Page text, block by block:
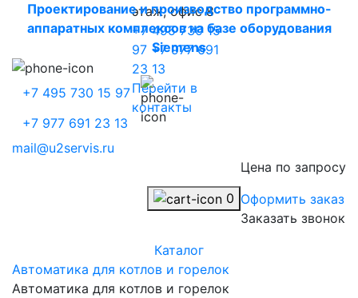
этаж, офис 8
+7 495 730 15
97 +7 977 691
23 13
Перейти в
контакты
Проектирование и производство программно-
аппаратных комплексов на базе оборудования
Siemens
+7 495 730 15 97
+7 977 691 23 13
mail@u2servis.ru
0
Цена по запросу
Оформить заказ
Заказать звонок
Каталог
Автоматика для котлов и горелок
Автоматика для котлов и горелок